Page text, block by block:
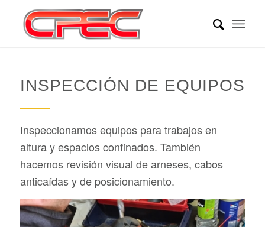
INSPECCIÓN DE EQUIPOS
Inspeccionamos equipos para trabajos en
altura y espacios confinados. También
hacemos revisión visual de arneses, cabos
anticaídas y de posicionamiento.